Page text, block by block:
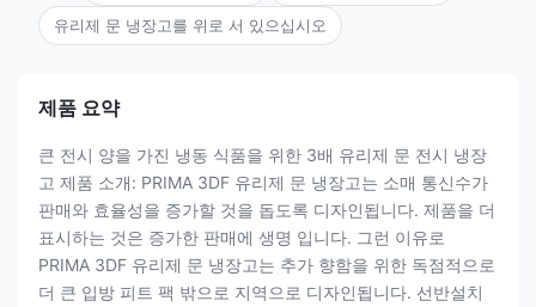
유리제 문 냉장고를 위로 서 있으십시오
제품 요약
큰 전시 양을 가진 냉동 식품을 위한 3배 유리제 문 전시 냉장
고 제품 소개: PRIMA 3DF 유리제 문 냉장고는 소매 통신수가
판매와 효율성을 증가할 것을 돕도록 디자인됩니다. 제품을 더
표시하는 것은 증가한 판매에 생명 입니다. 그런 이유로
PRIMA 3DF 유리제 문 냉장고는 추가 향함을 위한 독점적으로
더 큰 입방 피트 팩 밖으로 지역으로 디자인됩니다. 선반설치